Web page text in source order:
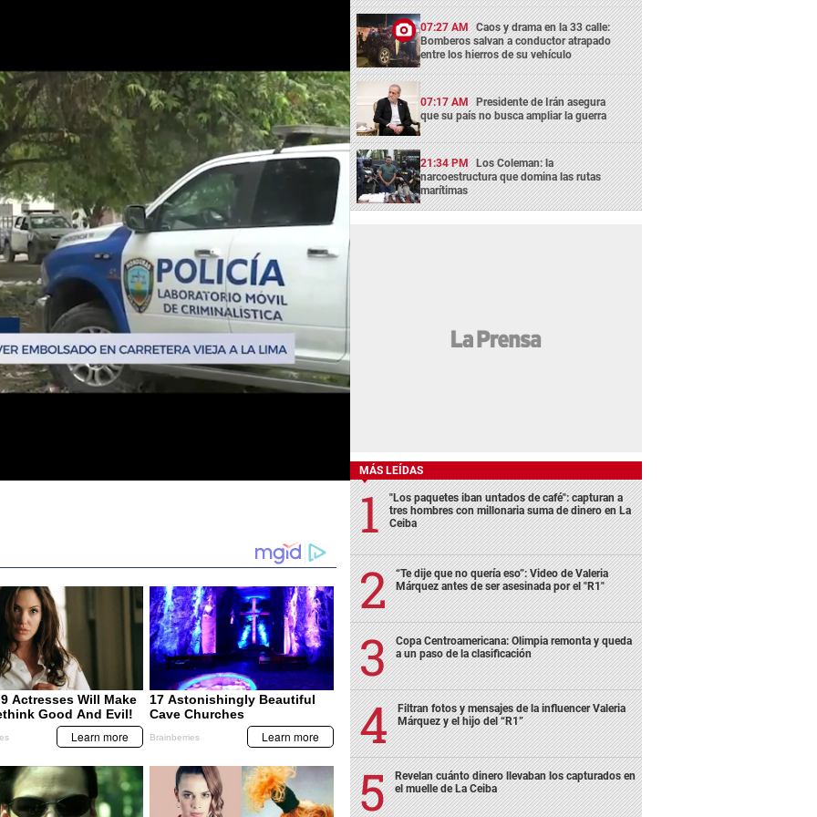
07:27 AM Caos y drama en la 33 calle:
Bomberos salvan a conductor atrapado
entre los hierros de su vehículo
07:17 AM Presidente de Irán asegura
que su país no busca ampliar la guerra
21:34 PM Los Coleman: la
narcoestructura que domina las rutas
marítimas
MÁS LEÍDAS
"Los paquetes iban untados de café": capturan a
tres hombres con millonaria suma de dinero en La
Ceiba
“Te dije que no quería eso”: Video de Valeria
Márquez antes de ser asesinada por el "R1"
Copa Centroamericana: Olimpia remonta y queda
a un paso de la clasificación
Filtran fotos y mensajes de la influencer Valeria
Márquez y el hijo del “R1”
Revelan cuánto dinero llevaban los capturados en
el muelle de La Ceiba